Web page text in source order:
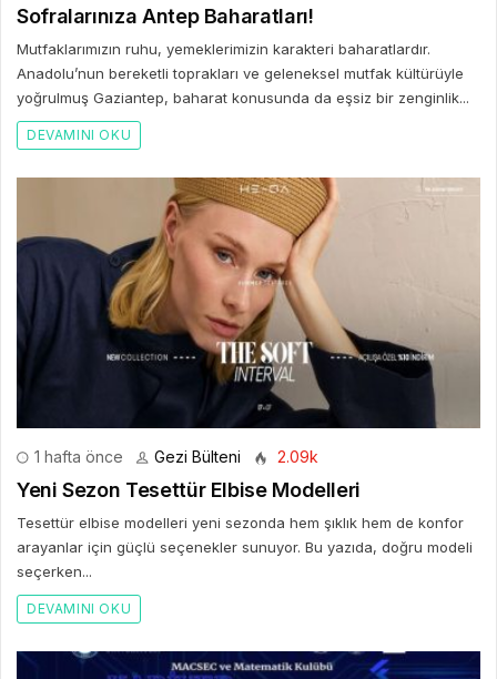
Sofralarınıza Antep Baharatları!
Mutfaklarımızın ruhu, yemeklerimizin karakteri baharatlardır.
Anadolu’nun bereketli toprakları ve geleneksel mutfak kültürüyle
yoğrulmuş Gaziantep, baharat konusunda da eşsiz bir zenginlik...
DEVAMINI OKU
1 hafta önce Gezi Bülteni 2.09k
Yeni Sezon Tesettür Elbise Modelleri
Tesettür elbise modelleri yeni sezonda hem şıklık hem de konfor
arayanlar için güçlü seçenekler sunuyor. Bu yazıda, doğru modeli
seçerken...
DEVAMINI OKU